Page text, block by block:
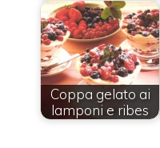
Coppa gelato ai
lamponi e ribes